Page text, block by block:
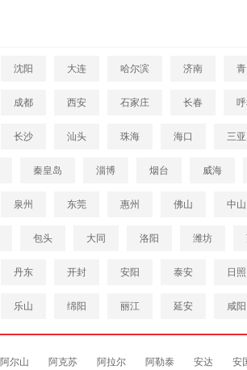
沈阳 大连 哈尔滨 济南
成都 西安 石家庄 长春
长沙 汕头 珠海 海口 三亚
秦皇岛 淄博 烟台 威海
泉州 东莞 惠州 佛山 中山
包头 大同 洛阳 潍坊
丹东 开封 安阳 泰安 日照
乐山 绵阳 丽江 延安 咸阳
阿尔山 阿克苏 阿拉尔 阿勒泰 安达 安